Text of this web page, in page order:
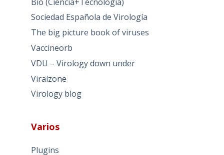
Sociedad Española de Virología
The big picture book of viruses
Vaccineorb
VDU – Virology down under
Viralzone
Virology blog
Varios
Plugins